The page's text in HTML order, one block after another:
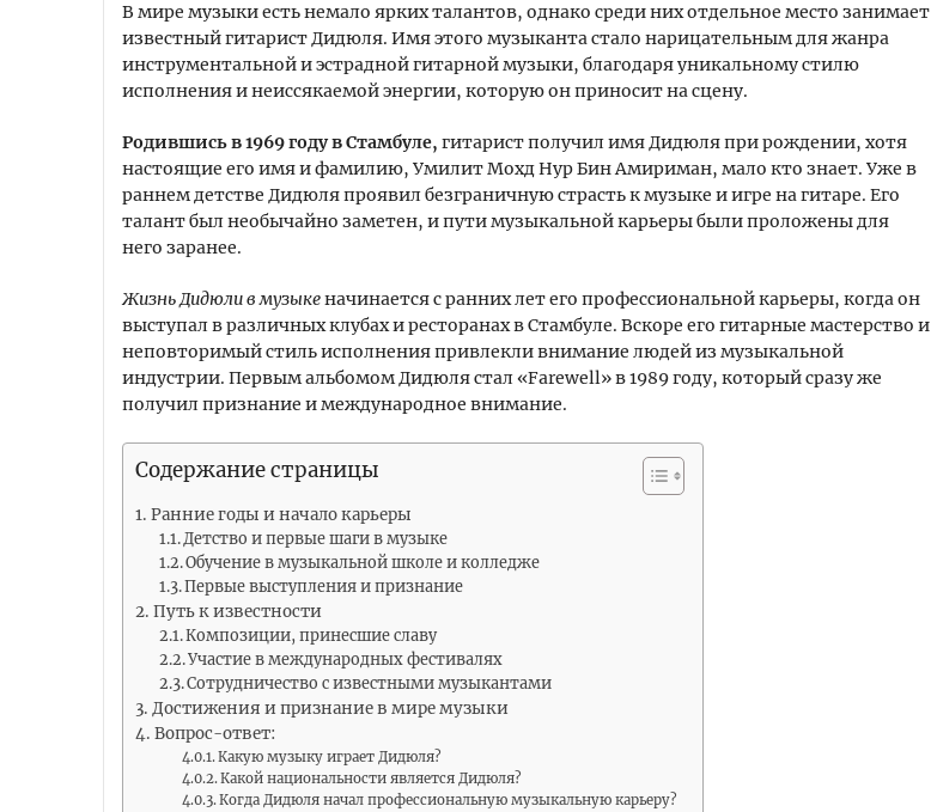
В мире музыки есть немало ярких талантов, однако среди них отдельное место занимает
известный гитарист Дидюля. Имя этого музыканта стало нарицательным для жанра
инструментальной и эстрадной гитарной музыки, благодаря уникальному стилю
исполнения и неиссякаемой энергии, которую он приносит на сцену.
Родившись в 1969 году в Стамбуле, гитарист получил имя Дидюля при рождении, хотя
настоящие его имя и фамилию, Умилит Мохд Нур Бин Амириман, мало кто знает. Уже в
раннем детстве Дидюля проявил безграничную страсть к музыке и игре на гитаре. Его
талант был необычайно заметен, и пути музыкальной карьеры были проложены для
него заранее.
Жизнь Дидюли в музыкеначинается с ранних лет его профессиональной карьеры, когда он
выступал в различных клубах и ресторанах в Стамбуле. Вскоре его гитарные мастерство и
неповторимый стиль исполнения привлекли внимание людей из музыкальной
индустрии. Первым альбомом Дидюля стал «Farewell» в 1989 году, который сразу же
получил признание и международное внимание.
Содержание страницы
Ранние годы и начало карьеры
Детство и первые шаги в музыке
Обучение в музыкальной школе и колледже
Первые выступления и признание
Путь к известности
Композиции, принесшие славу
Участие в международных фестивалях
Сотрудничество с известными музыкантами
Достижения и признание в мире музыки
Вопрос-ответ:
Какую музыку играет Дидюля?
Какой национальности является Дидюля?
Когда Дидюля начал профессиональную музыкальную карьеру?